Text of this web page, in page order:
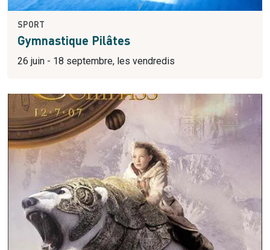
SPORT
Gymnastique Pilâtes
26 juin - 18 septembre, les vendredis